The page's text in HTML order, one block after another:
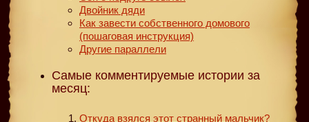
Двойник дяди
Как завести собственного домового
(пошаговая инструкция)
Другие параллели
Самые комментируемые истории за
месяц:
Откуда взялся этот странный мальчик?